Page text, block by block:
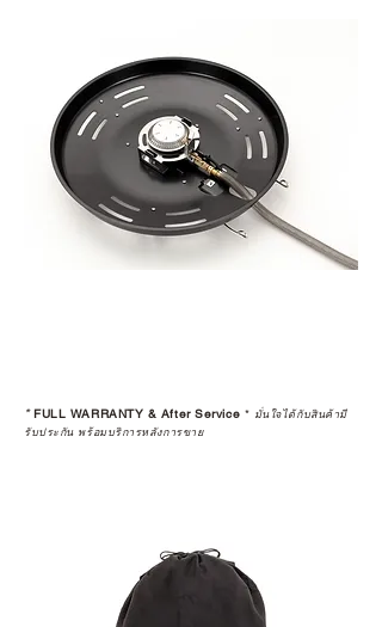
*FULL WARRANTY & After Service * มั่นใจได้กับสินค้ามี
รับประกัน พร้อมบริการหลังการขาย